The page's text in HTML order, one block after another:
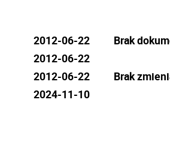
2012-06-22
2012-06-22
2012-06-22
2024-11-10
Brak
Brak